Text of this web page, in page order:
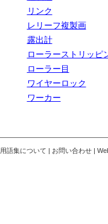
リンク
レリーフ複製画
露出計
ローラーストリッピ
ローラー目
ワイヤーロック
ワーカー
用語集について | お問い合わせ|